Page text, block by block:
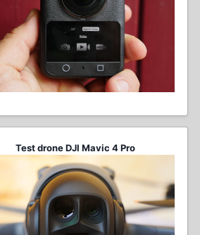
Test drone DJI Mavic 4 Pro